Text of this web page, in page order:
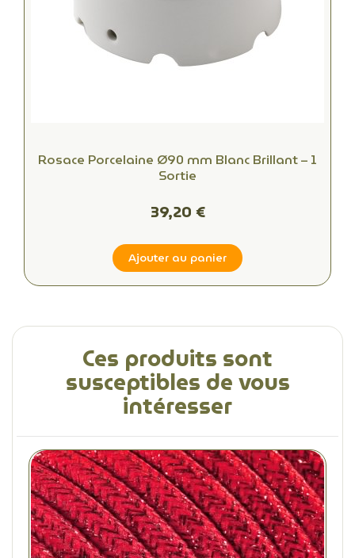
Rosace Porcelaine Ø90 mm Blanc Brillant – 1
Sortie
39,20 €
Ajouter au panier
Ces produits sont
susceptibles de vous
intéresser